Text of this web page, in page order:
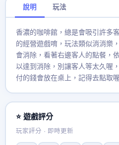
說明 玩法
香濃的咖啡館，總是會吸引許多
的經營遊戲唷，玩法類似消消樂
會消除，看著右邊客人的點餐，
以達到消除，別讓客人等太久喔
付的錢會放在桌上，記得去點取
⭐ 遊戲評分
玩家評分 · 即時更新